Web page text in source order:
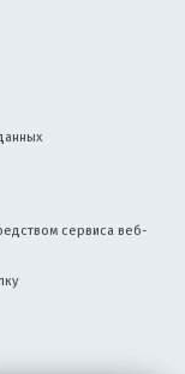
сервиса веб-